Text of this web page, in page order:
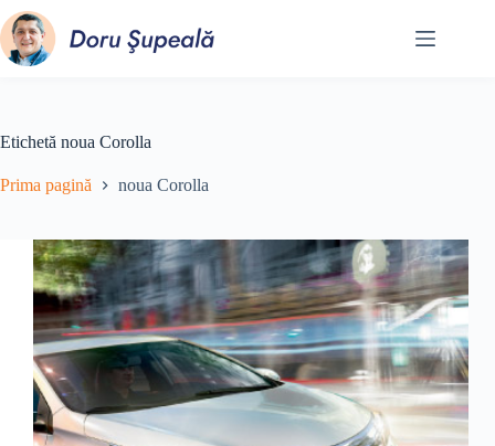
Sari
la
conținut
Etichetă noua Corolla
Prima pagină noua Corolla